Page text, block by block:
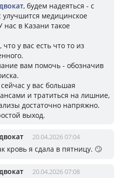
, будем надеяться - с
улучшится медицинское
нас в Казани такое
у вас есть что то из
вам помочь - обозначив
у вас большая
и тратиться на лишние,
достаточно напряжно.
выход.
20.04.2026 07:04
кровь я сдала в пятницу. 🙄
20.04.2026 07:08